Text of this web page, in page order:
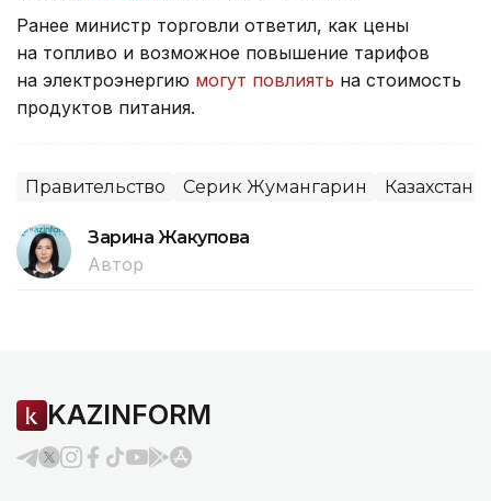
Ранее министр торговли ответил, как цены
на топливо и возможное повышение тарифов
на электроэнергию могут повлиять на стоимость
продуктов питания.
Правительство Серик Жумангарин Казахстан
Зарина Жакупова
Автор
KAZINFORM